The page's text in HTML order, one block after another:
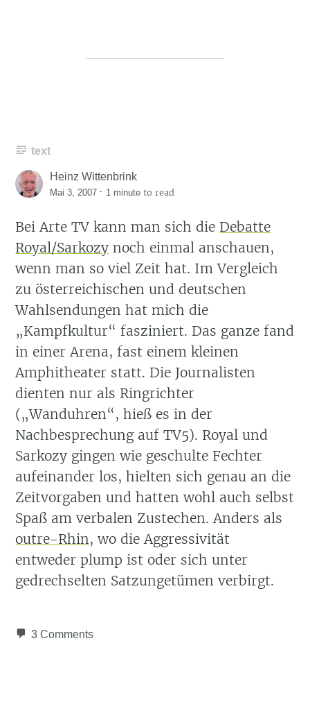
text
Heinz Wittenbrink
Mai 3, 2007 · 1 minute to read
Bei Arte TV kann man sich die Debatte
Royal/Sarkozy noch einmal anschauen,
wenn man so viel Zeit hat. Im Vergleich
zu österreichischen und deutschen
Wahlsendungen hat mich die
„Kampfkultur“ fasziniert. Das ganze fand
in einer Arena, fast einem kleinen
Amphitheater statt. Die Journalisten
dienten nur als Ringrichter
(„Wanduhren“, hieß es in der
Nachbesprechung auf TV5). Royal und
Sarkozy gingen wie geschulte Fechter
aufeinander los, hielten sich genau an die
Zeitvorgaben und hatten wohl auch selbst
Spaß am verbalen Zustechen. Anders als
outre-Rhin, wo die Aggressivität
entweder plump ist oder sich unter
gedrechselten Satzungetümen verbirgt.
3 Comments